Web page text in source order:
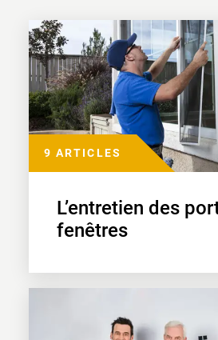
9 ARTICLES
L’entretien des
fenêtres